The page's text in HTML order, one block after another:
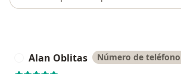
Alan Oblitas Número de